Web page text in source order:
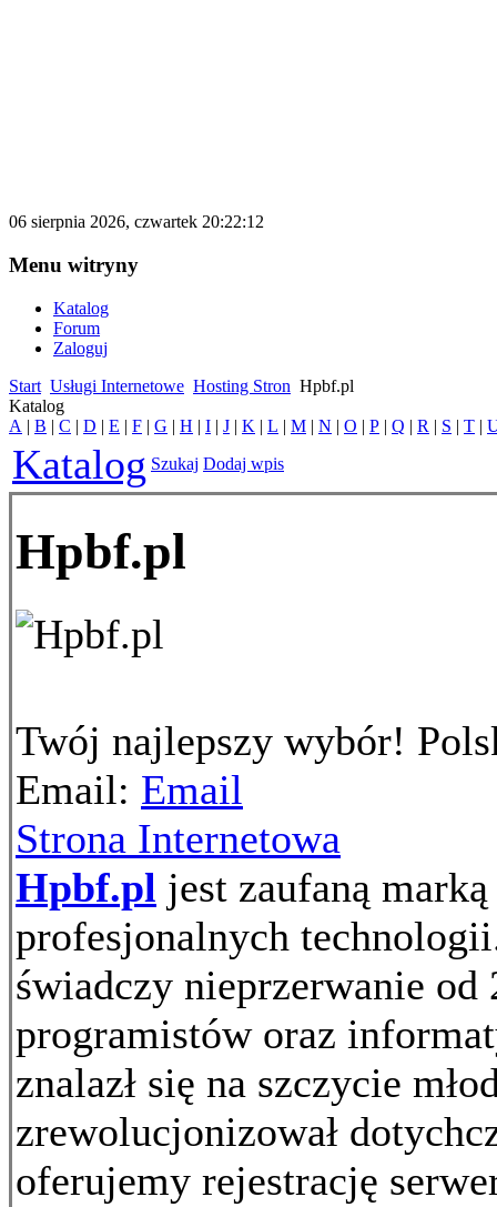
06 sierpnia 2026, czwartek 20:22:12
Menu witryny
Katalog
Forum
Zaloguj
Start Usługi Internetowe Hosting Stron Hpbf.pl
Katalog
A | B | C | D | E | F | G | H | I | J | K | L | M | N | O | P | Q | R | S | T |
Katalog Szukaj Dodaj wpis
Hpbf.pl
Twój najlepszy wybór!
Email: Email
Strona Internetowa
Hpbf.pl jest zaufaną
profesjonalnych
świadczy nieprzerwanie
programistów oraz
znalazł się na szczycie
zrewolucjonizował
oferujemy rejestrację